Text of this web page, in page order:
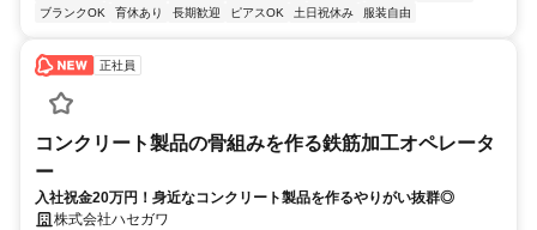
ブランクOK
育休あり 長期歓迎 ピアスOK 土日祝休み 服装自由
正社員
コンクリート製品の骨組みを作る鉄筋加工オペレータ
ー
入社祝金20万円！身近なコンクリート製品を作るやりがい抜群◎
株式会社ハセガワ